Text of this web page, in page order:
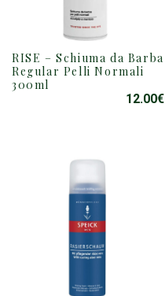
RISE – Schiuma da Barba
Regular Pelli Normali
300ml
12.00€